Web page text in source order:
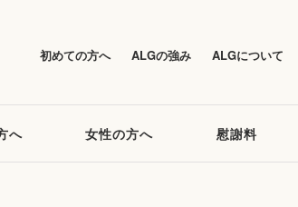
初めての方へ ALGの強み ALGについて
へ 女性の方へ 慰謝料